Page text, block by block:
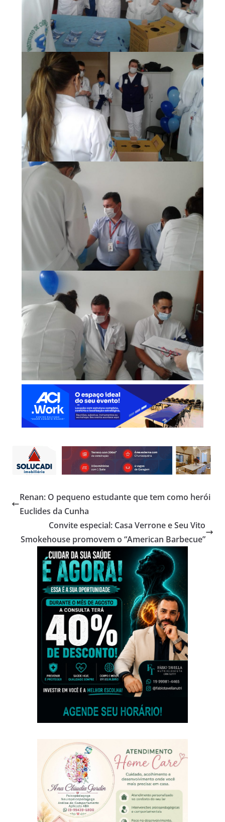
Renan: O pequeno estudante que tem como herói
Euclides da Cunha
Convite especial: Casa Verrone e Seu Vito
Smokehouse promovem o “American Barbecue”